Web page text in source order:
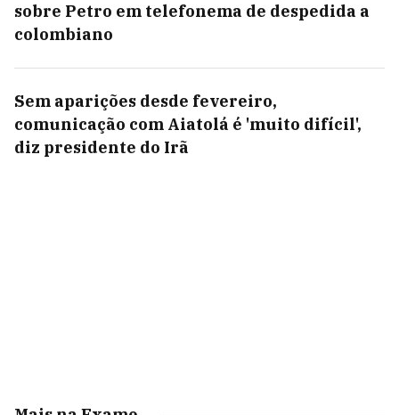
sobre Petro em telefonema de despedida a
colombiano
Sem aparições desde fevereiro,
comunicação com Aiatolá é 'muito difícil',
diz presidente do Irã